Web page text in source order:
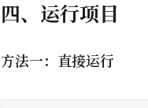
四、运行项目
方法一：直接运行